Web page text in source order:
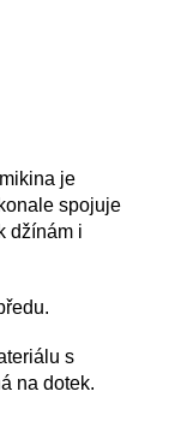
je
spojuje
džínám i
s
na dotek.